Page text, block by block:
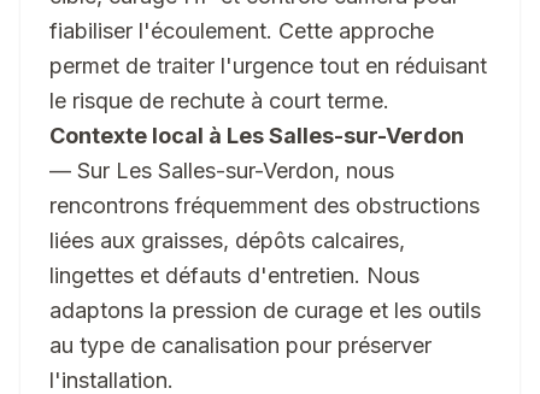
fiabiliser l'écoulement. Cette approche
permet de traiter l'urgence tout en réduisant
le risque de rechute à court terme.
Contexte local à Les Salles-sur-Verdon
— Sur Les Salles-sur-Verdon, nous
rencontrons fréquemment des obstructions
liées aux graisses, dépôts calcaires,
lingettes et défauts d'entretien. Nous
adaptons la pression de curage et les outils
au type de canalisation pour préserver
l'installation.